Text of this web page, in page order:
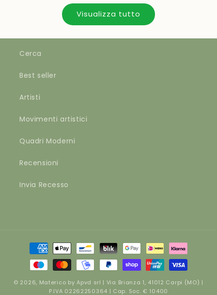
Visualizza tutto
Cerca
Best seller
Artisti
Movimenti artistici
Quadri Moderni
Recensioni
Invia Recesso
Metodi
pagamento
© 2026, Materico by Apvd srl | Via Brianza 1, 41012 Carpi (MO) |
P.IVA 02262250364 | Cap. Soc. € 10400